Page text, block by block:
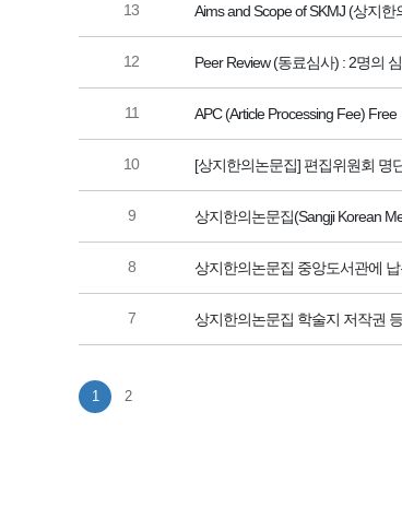
13 Aims and Scope of SKMJ (상지
12 Peer Review (동료심사) : 2명의
11 APC (Article Processing Fee) Free
10 [상지한의논문집] 편집위원회 명
9 상지한의논문집(Sangji Korean
8 상지한의논문집 중앙도서관에
7 상지한의논문집 학술지 저작권
1 2